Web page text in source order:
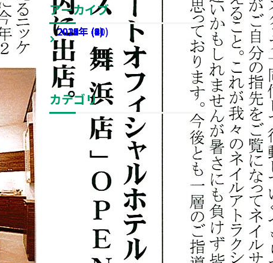
アーカイブ
2026年 (4)
2025年 (2)
2024年 (8)
2023年 (11)
2022年 (10)
2021年 (8)
2020年 (9)
2019年 (6)
2018年 (4)
2017年 (2)
アーカイブ全てを表示
カテゴリ
ストップウォッチ
カテゴリ全てを表示